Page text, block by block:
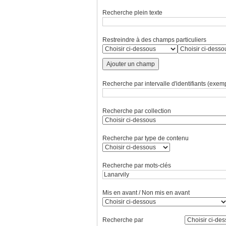
Recherche plein texte
Restreindre à des champs particuliers
Ajouter un champ
Recherche par intervalle d'identifiants
Recherche par collection
Recherche par type de contenu
Recherche par mots-clés
Mis en avant / Non mis en avant
Recherche par